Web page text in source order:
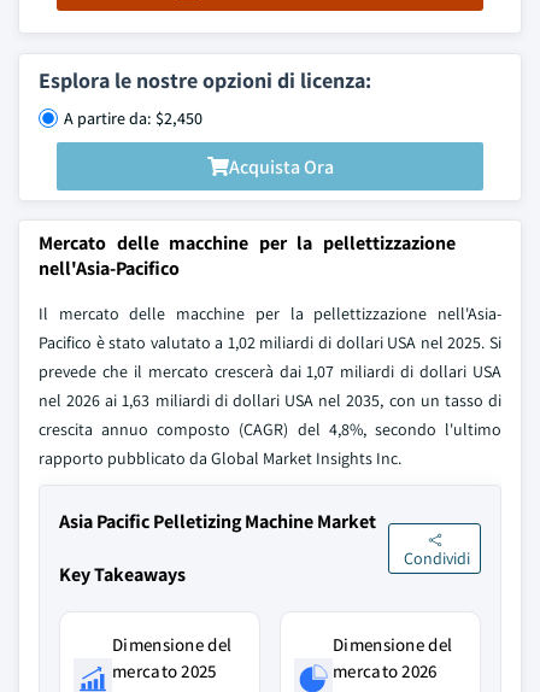
Esplora le nostre opzioni di licenza:
A partire da: $2,450
Acquista Ora
Mercato delle macchine per la pellettizzazione
nell'Asia-Pacifico
Il mercato delle macchine per la pellettizzazione nell'Asia-
Pacifico è stato valutato a 1,02 miliardi di dollari USA nel 2025. Si
prevede che il mercato crescerà dai 1,07 miliardi di dollari USA
nel 2026 ai 1,63 miliardi di dollari USA nel 2035, con un tasso di
crescita annuo composto (CAGR) del 4,8%, secondo l'ultimo
rapporto pubblicato da Global Market Insights Inc.
Asia Pacific Pelletizing Machine Market
Key Takeaways
Condividi
Dimensione del
mercato 2025
Dimensione del
mercato 2026